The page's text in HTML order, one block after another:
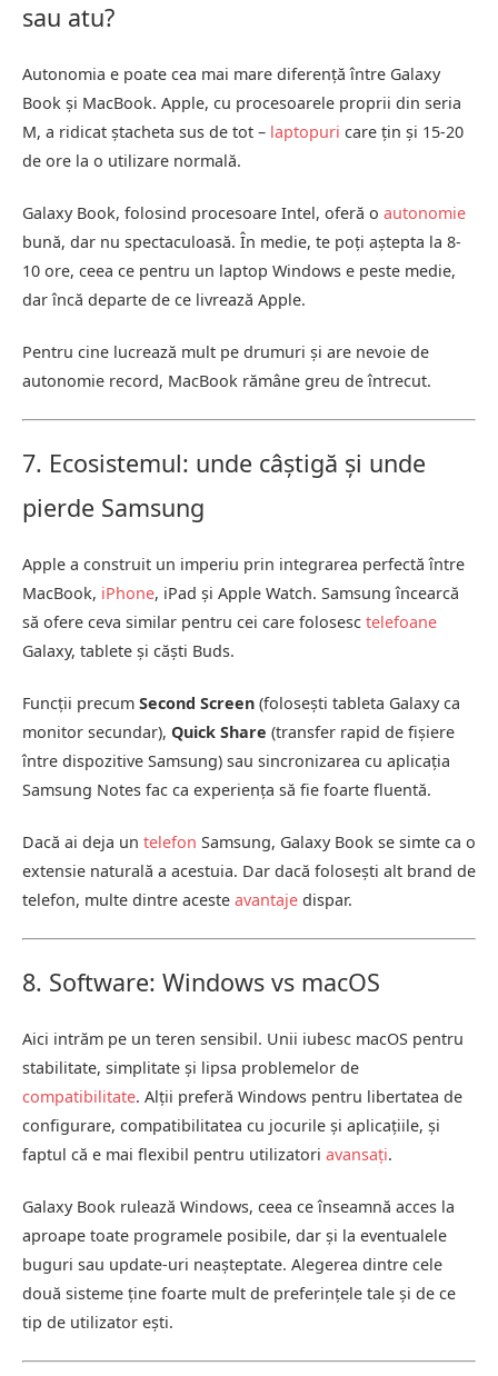
sau atu?
Autonomia e poate cea mai mare diferență între Galaxy
Book și MacBook. Apple, cu procesoarele proprii din seria
M, a ridicat ștacheta sus de tot – laptopuri care țin și 15-20
de ore la o utilizare normală.
Galaxy Book, folosind procesoare Intel, oferă o autonomie
bună, dar nu spectaculoasă. În medie, te poți aștepta la 8-
10 ore, ceea ce pentru un laptop Windows e peste medie,
dar încă departe de ce livrează Apple.
Pentru cine lucrează mult pe drumuri și are nevoie de
autonomie record, MacBook rămâne greu de întrecut.
7. Ecosistemul: unde câștigă și unde
pierde Samsung
Apple a construit un imperiu prin integrarea perfectă între
MacBook, iPhone, iPad și Apple Watch. Samsung încearcă
să ofere ceva similar pentru cei care folosesc telefoane
Galaxy, tablete și căști Buds.
Funcții precum Second Screen (folosești tableta Galaxy ca
monitor secundar), Quick Share (transfer rapid de fișiere
între dispozitive Samsung) sau sincronizarea cu aplicația
Samsung Notes fac ca experiența să fie foarte fluentă.
Dacă ai deja un telefon Samsung, Galaxy Book se simte ca o
extensie naturală a acestuia. Dar dacă folosești alt brand de
telefon, multe dintre aceste avantaje dispar.
8. Software: Windows vs macOS
Aici intrăm pe un teren sensibil. Unii iubesc macOS pentru
stabilitate, simplitate și lipsa problemelor de
compatibilitate. Alții preferă Windows pentru libertatea de
configurare, compatibilitatea cu jocurile și aplicațiile, și
faptul că e mai flexibil pentru utilizatori avansați.
Galaxy Book rulează Windows, ceea ce înseamnă acces la
aproape toate programele posibile, dar și la eventualele
buguri sau update-uri neașteptate. Alegerea dintre cele
două sisteme ține foarte mult de preferințele tale și de ce
tip de utilizator ești.